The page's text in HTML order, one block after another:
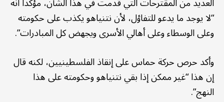
“لا يوجد ما يدعو للتفاؤل، لأن نتنياهو يكذب على حكومته
وعلى الوسطاء وعلى أهالي الأسرى ويجهض كل المبادرات”.
وأكد حرص حركة حماس على إنقاذ الفلسطينيين، لكنه قال
إن هذا “غير ممكن إذا بقي نتنياهو وحكومته على هذا
النهج”.